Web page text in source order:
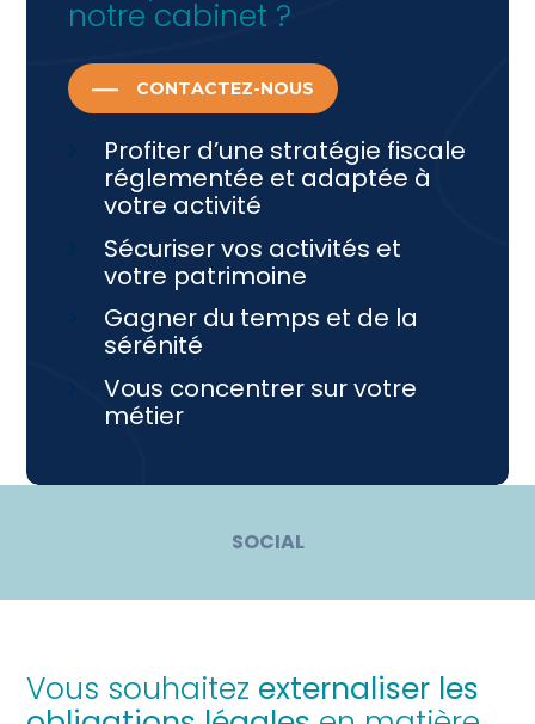
notre cabinet ?
CONTACTEZ-NOUS
Profiter d’une stratégie fiscale
réglementée et adaptée à
votre activité
Sécuriser vos activités et
votre patrimoine
Gagner du temps et de la
sérénité
Vous concentrer sur votre
métier
SOCIAL
Vous souhaitez externaliser les